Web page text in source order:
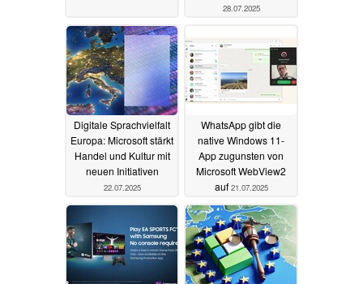
28.07.2025
Digitale Sprachvielfalt
Europa: Microsoft stärkt
Handel und Kultur mit
neuen Initiativen
22.07.2025
WhatsApp gibt die
native Windows 11-
App zugunsten von
Microsoft WebView2
auf 21.07.2025